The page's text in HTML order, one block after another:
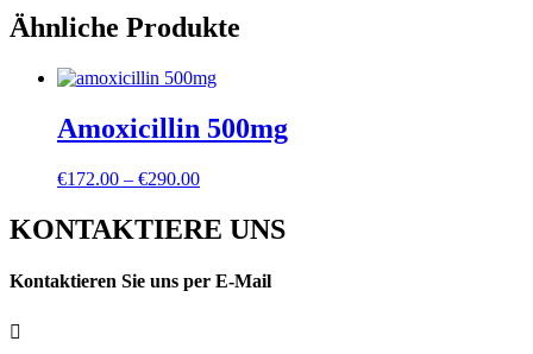
Ähnliche Produkte
Amoxicillin 500mg
€172.00 – €290.00Preisspanne:
bis
€290.00
KONTAKTIERE UNS
Kontaktieren Sie uns per E-Mail
